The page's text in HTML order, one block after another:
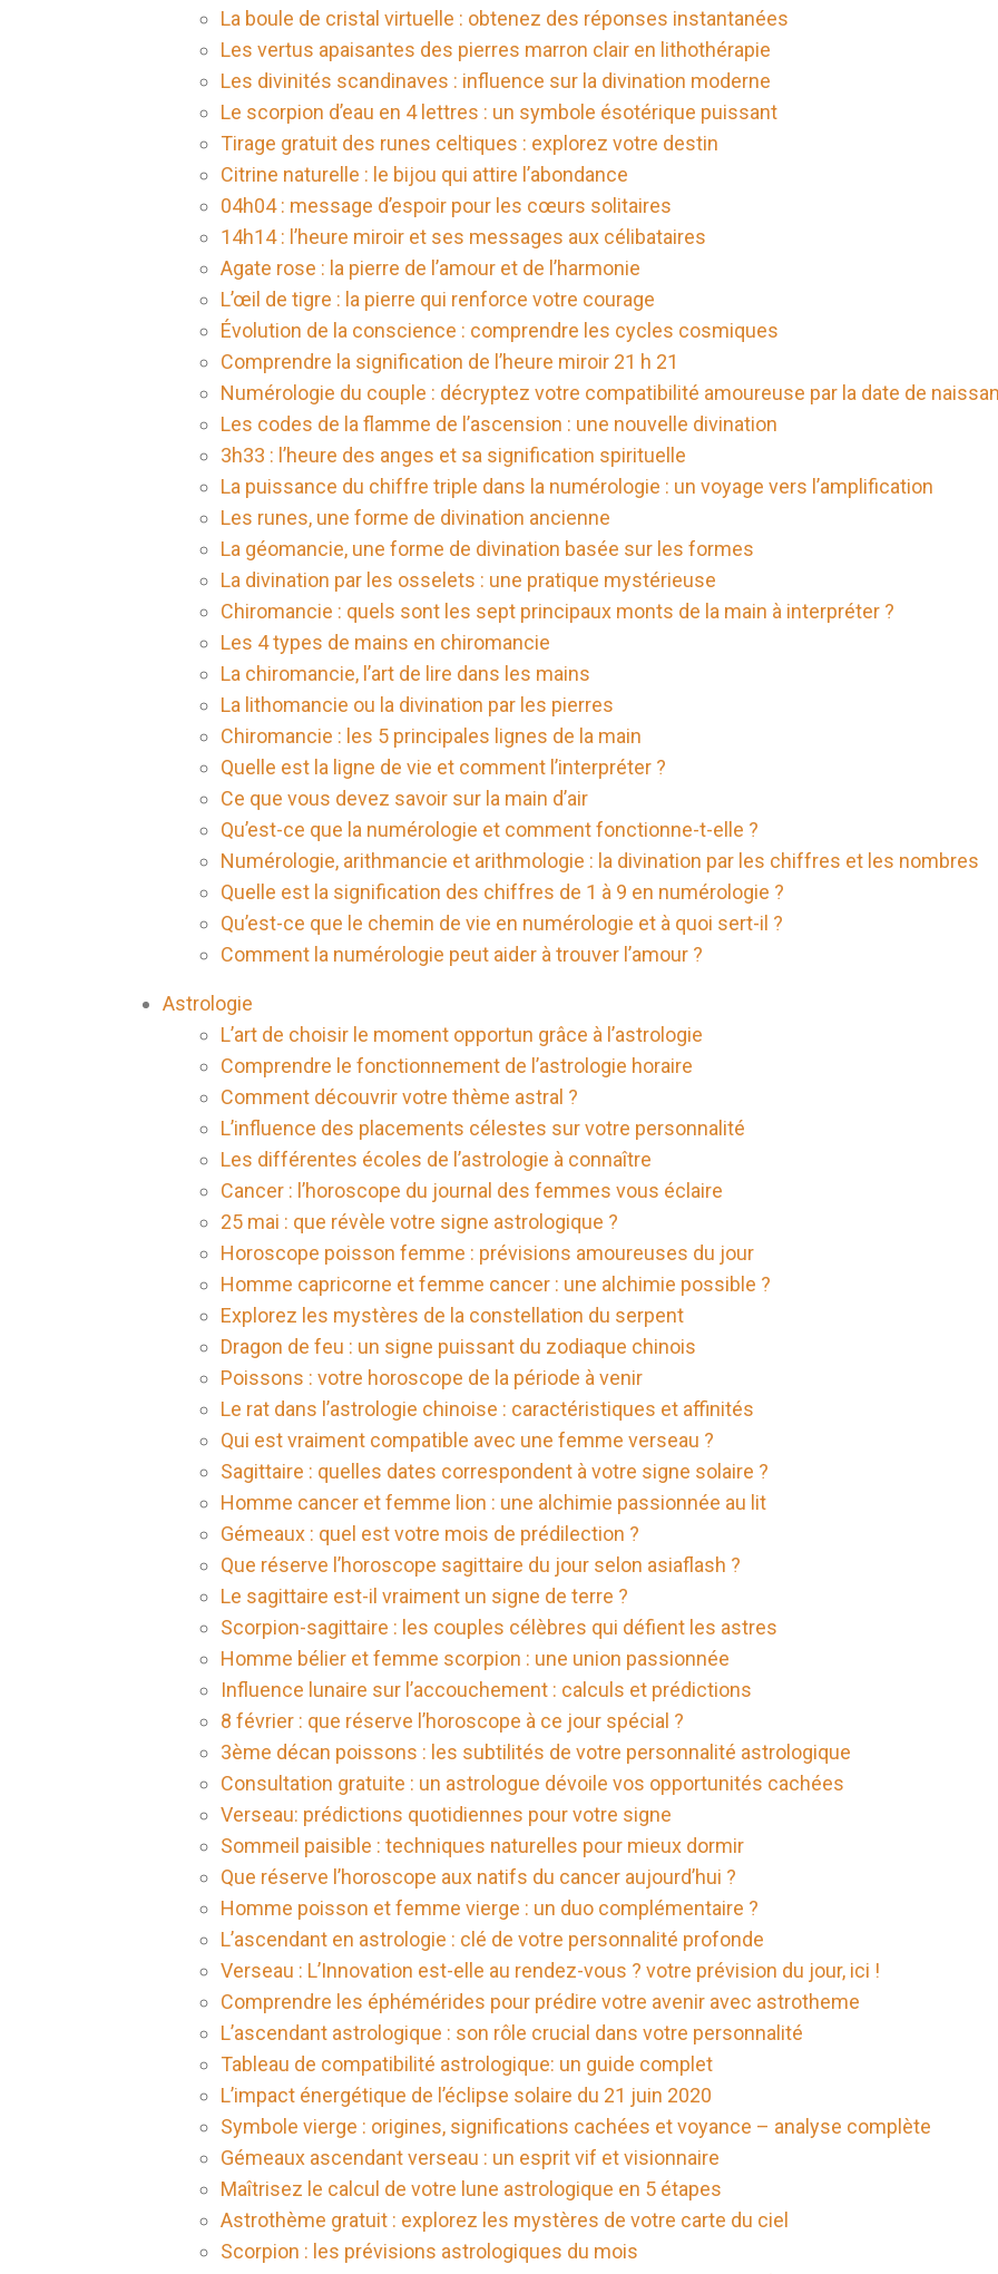
La boule de cristal virtuelle : obtenez des réponses instantanées
Les vertus apaisantes des pierres marron clair en lithothérapie
Les divinités scandinaves : influence sur la divination moderne
Le scorpion d’eau en 4 lettres : un symbole ésotérique puissant
Tirage gratuit des runes celtiques : explorez votre destin
Citrine naturelle : le bijou qui attire l’abondance
04h04 : message d’espoir pour les cœurs solitaires
14h14 : l’heure miroir et ses messages aux célibataires
Agate rose : la pierre de l’amour et de l’harmonie
L’œil de tigre : la pierre qui renforce votre courage
Évolution de la conscience : comprendre les cycles cosmiques
Comprendre la signification de l’heure miroir 21 h 21
Numérologie du couple : décryptez votre compatibilité amoureuse par la date de
Les codes de la flamme de l’ascension : une nouvelle divination
3h33 : l’heure des anges et sa signification spirituelle
La puissance du chiffre triple dans la numérologie : un voyage vers l’amplification
Les runes, une forme de divination ancienne
La géomancie, une forme de divination basée sur les formes
La divination par les osselets : une pratique mystérieuse
Chiromancie : quels sont les sept principaux monts de la main à interpréter ?
Les 4 types de mains en chiromancie
La chiromancie, l’art de lire dans les mains
La lithomancie ou la divination par les pierres
Chiromancie : les 5 principales lignes de la main
Quelle est la ligne de vie et comment l’interpréter ?
Ce que vous devez savoir sur la main d’air
Qu’est-ce que la numérologie et comment fonctionne-t-elle ?
Numérologie, arithmancie et arithmologie : la divination par les chiffres et les nombres
Quelle est la signification des chiffres de 1 à 9 en numérologie ?
Qu’est-ce que le chemin de vie en numérologie et à quoi sert-il ?
Comment la numérologie peut aider à trouver l’amour ?
Astrologie
L’art de choisir le moment opportun grâce à l’astrologie
Comprendre le fonctionnement de l’astrologie horaire
Comment découvrir votre thème astral ?
L’influence des placements célestes sur votre personnalité
Les différentes écoles de l’astrologie à connaître
Cancer : l’horoscope du journal des femmes vous éclaire
25 mai : que révèle votre signe astrologique ?
Horoscope poisson femme : prévisions amoureuses du jour
Homme capricorne et femme cancer : une alchimie possible ?
Explorez les mystères de la constellation du serpent
Dragon de feu : un signe puissant du zodiaque chinois
Poissons : votre horoscope de la période à venir
Le rat dans l’astrologie chinoise : caractéristiques et affinités
Qui est vraiment compatible avec une femme verseau ?
Sagittaire : quelles dates correspondent à votre signe solaire ?
Homme cancer et femme lion : une alchimie passionnée au lit
Gémeaux : quel est votre mois de prédilection ?
Que réserve l’horoscope sagittaire du jour selon asiaflash ?
Le sagittaire est-il vraiment un signe de terre ?
Scorpion-sagittaire : les couples célèbres qui défient les astres
Homme bélier et femme scorpion : une union passionnée
Influence lunaire sur l’accouchement : calculs et prédictions
8 février : que réserve l’horoscope à ce jour spécial ?
3ème décan poissons : les subtilités de votre personnalité astrologique
Consultation gratuite : un astrologue dévoile vos opportunités cachées
Verseau: prédictions quotidiennes pour votre signe
Sommeil paisible : techniques naturelles pour mieux dormir
Que réserve l’horoscope aux natifs du cancer aujourd’hui ?
Homme poisson et femme vierge : un duo complémentaire ?
L’ascendant en astrologie : clé de votre personnalité profonde
Verseau : L’Innovation est-elle au rendez-vous ? votre prévision du jour, ici !
Comprendre les éphémérides pour prédire votre avenir avec astrotheme
L’ascendant astrologique : son rôle crucial dans votre personnalité
Tableau de compatibilité astrologique: un guide complet
L’impact énergétique de l’éclipse solaire du 21 juin 2020
Symbole vierge : origines, significations cachées et voyance – analyse complète
Gémeaux ascendant verseau : un esprit vif et visionnaire
Maîtrisez le calcul de votre lune astrologique en 5 étapes
Astrothème gratuit : explorez les mystères de votre carte du ciel
Scorpion : les prévisions astrologiques du mois